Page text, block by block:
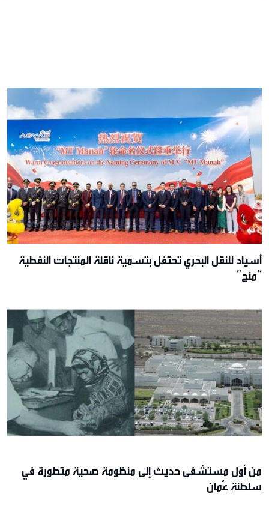
أسياد للنقل البحري تحتفل بتسمية ناقلة المنتجات النفطية
“منح”
من أول مستشفى حديث إلى منظومة صحية متطورة في
سلطنة عُمان